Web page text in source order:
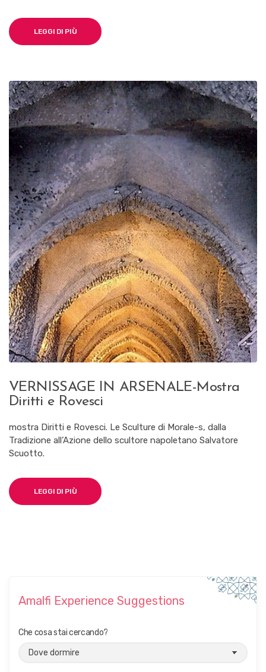
LEGGI DI PIÙ
VERNISSAGE IN ARSENALE-Mostra
Diritti e Rovesci
mostra Diritti e Rovesci. Le Sculture di Morale-s, dalla
Tradizione all’Azione dello scultore napoletano Salvatore
Scuotto.
LEGGI DI PIÙ
Amalfi Experience Suggestions
Che cosa stai cercando?